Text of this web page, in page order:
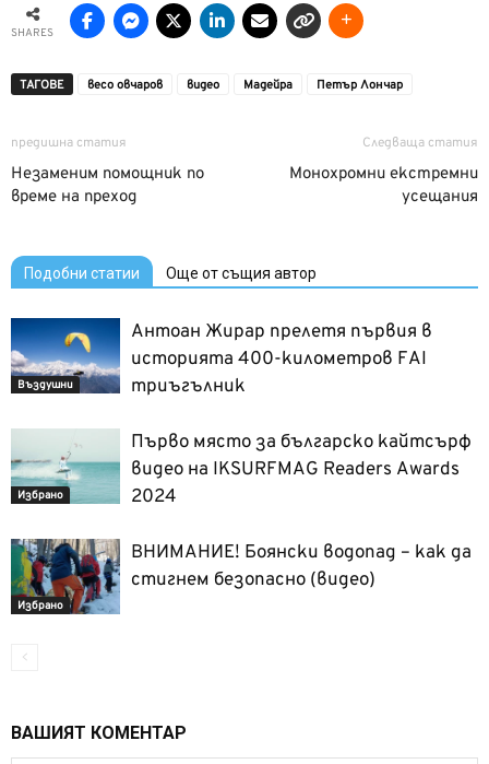
SHARES
ТАГОВЕ весо овчаров видео Мадейра Петър Лончар
предишна статия
Незаменим помощник по
време на преход
Следваща статия
Монохромни екстремни
усещания
Подобни статии Още от същия автор
Въздушни
Антоан Жирар прелетя първия в
историята 400-километров FAI
триъгълник
Избрано
Първо място за българско кайтсърф
видео на IKSURFMAG Readers Awards
2024
Избрано
ВНИМАНИЕ! Боянски водопад – как да
стигнем безопасно (видео)
ВАШИЯТ КОМЕНТАР